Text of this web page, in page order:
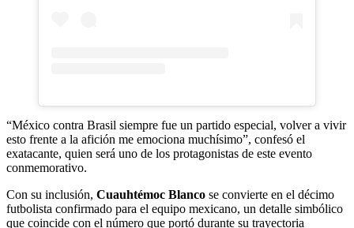
“México contra Brasil siempre fue un partido especial, volver a vivir
esto frente a la afición me emociona muchísimo”, confesó el
exatacante, quien será uno de los protagonistas de este evento
conmemorativo.
Con su inclusión, Cuauhtémoc Blanco se convierte en el décimo
futbolista confirmado para el equipo mexicano, un detalle simbólico
que coincide con el número que portó durante su trayectoria